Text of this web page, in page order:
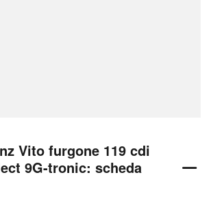
Vito furgone 119 cdi
9G-tronic: scheda